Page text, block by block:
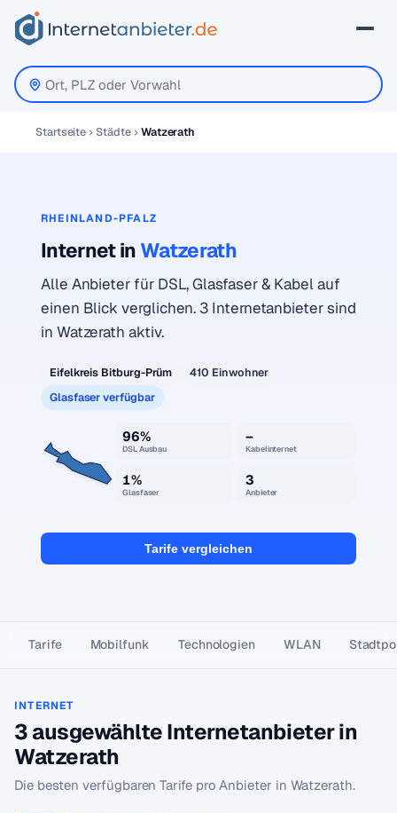
Startseite Städte Watzerath
RHEINLAND-PFALZ
Internet in Watzerath
Alle Anbieter für DSL, Glasfaser & Kabel auf
einen Blick verglichen. 3 Internetanbieter sind
in Watzerath aktiv.
Eifelkreis Bitburg-Prüm
410 Einwohner
Glasfaser verfügbar
96%
DSL Ausbau
–
Kabelinternet
1%
Glasfaser
3
Anbieter
Tarife vergleichen
Tarife Mobilfunk Technologien WLAN
INTERNET
3 ausgewählte Internetanbieter in
Watzerath
Die besten verfügbaren Tarife pro Anbieter in Watzerath.